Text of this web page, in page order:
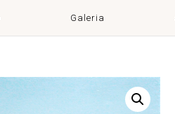
Galeria